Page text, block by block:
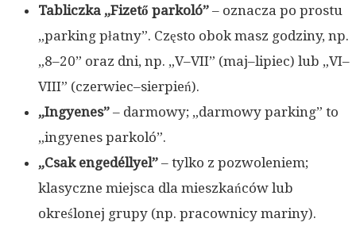
Tabliczka „Fizető parkoló” – oznacza po prostu
„parking płatny”. Często obok masz godziny, np.
„8–20” oraz dni, np. „V–VII” (maj–lipiec) lub „VI–
VIII” (czerwiec–sierpień).
„Ingyenes” – darmowy; „darmowy parking” to
„ingyenes parkoló”.
„Csak engedéllyel” – tylko z pozwoleniem;
klasyczne miejsca dla mieszkańców lub
określonej grupy (np. pracownicy mariny).